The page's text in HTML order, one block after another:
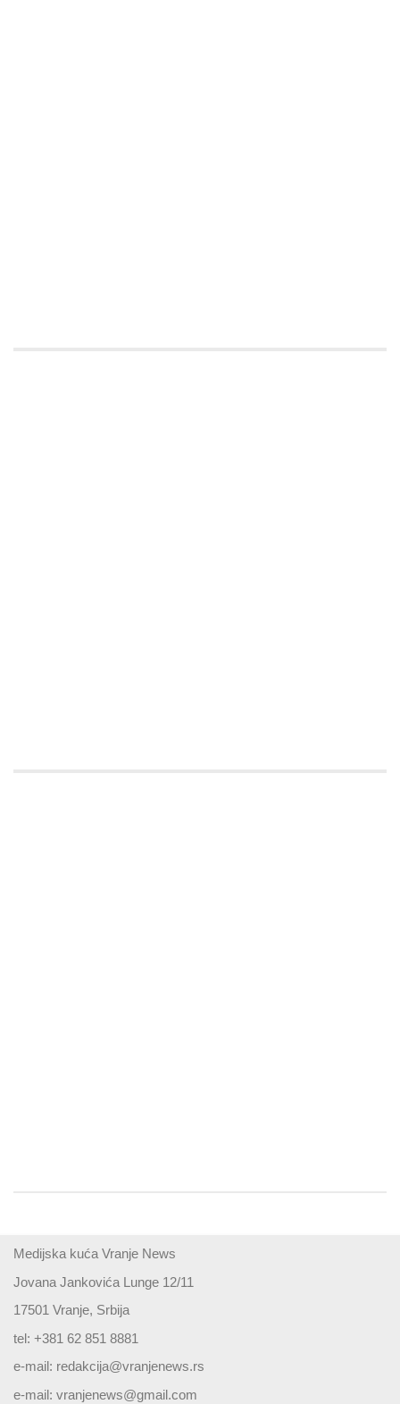
Medijska kuća Vranje News
Jovana Jankovića Lunge 12/11
17501 Vranje, Srbija
tel: +381 62 851 8881
e-mail: redakcija@vranjenews.rs
e-mail: vranjenews@gmail.com